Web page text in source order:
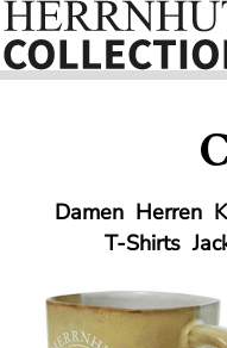
Damen Herren
T-Shirts